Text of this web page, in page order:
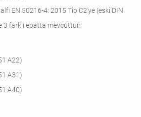
EN 50216-4: 2015 Tip C2'ye (eski DIN
3 farklı ebatta mevcuttur:
A22)
A31)
A40)